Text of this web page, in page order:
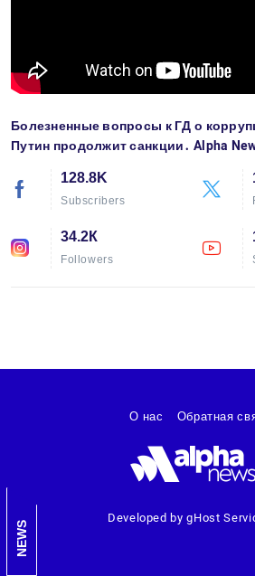
Болезненные вопросы к ГД о
Путин продолжит санкции․ Alpha
128.8K
Subscribers
34.2К
Followers
NEWS
Developed by gHost
О нас Обратная